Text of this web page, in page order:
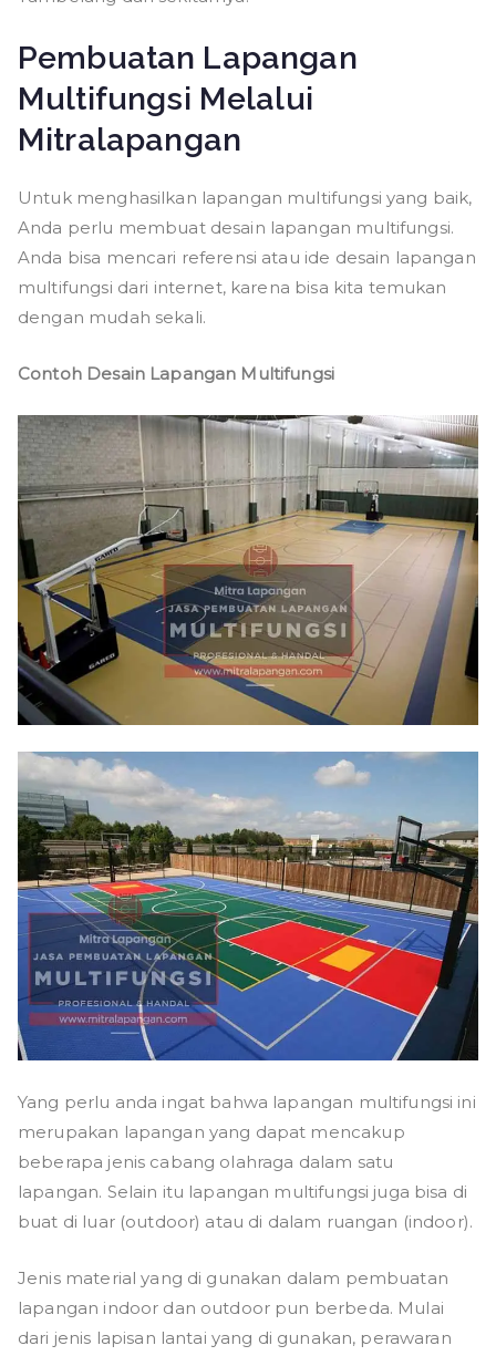
Pembuatan Lapangan
Multifungsi Melalui
Mitralapangan
Untuk menghasilkan lapangan multifungsi yang baik,
Anda perlu membuat desain lapangan multifungsi.
Anda bisa mencari referensi atau ide desain lapangan
multifungsi dari internet, karena bisa kita temukan
dengan mudah sekali.
Contoh Desain Lapangan Multifungsi
Yang perlu anda ingat bahwa lapangan multifungsi ini
merupakan lapangan yang dapat mencakup
beberapa jenis cabang olahraga dalam satu
lapangan. Selain itu lapangan multifungsi juga bisa di
buat di luar (outdoor) atau di dalam ruangan (indoor).
Jenis material yang di gunakan dalam pembuatan
lapangan indoor dan outdoor pun berbeda. Mulai
dari jenis lapisan lantai yang di gunakan, perawaran